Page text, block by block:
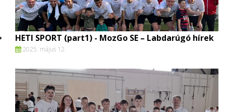
HETI SPORT (part1) - MozGo SE – Labdarúgó hírek
2025. május 12.